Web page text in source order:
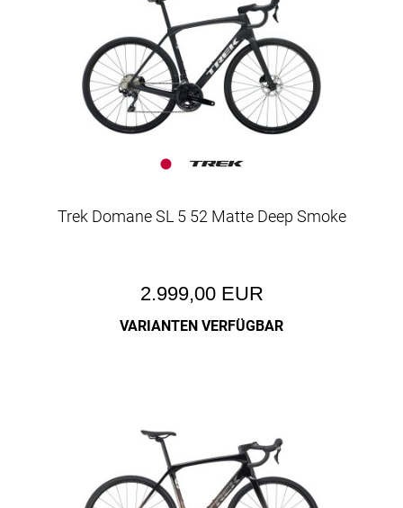
Trek Domane SL 5 52 Matte Deep Smoke
2.999,00 EUR
VARIANTEN VERFÜGBAR